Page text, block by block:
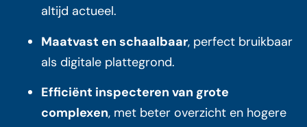
altijd actueel.
Maatvast en schaalbaar, perfect bruikbaar
als digitale plattegrond.
Efficiënt inspecteren van grote
complexen, met beter overzicht en hogere